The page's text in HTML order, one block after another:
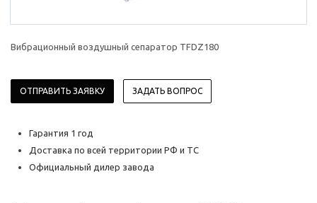
Вибрационный воздушный сепаратор TFDZ180
ОТПРАВИТЬ ЗАЯВКУ ЗАДАТЬ ВОПРОС
Гарантия 1 год
Доставка по всей территории РФ и ТС
Официальный дилер завода